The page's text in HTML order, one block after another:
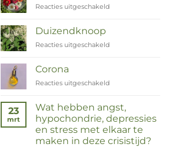
Remedies
Reacties uitgeschakeldvoor
Duizendknoop
Reacties uitgeschakeldvoor
Corona
Reacties uitgeschakeldvoor
23
mrt
Wat hebben angst,
hypochondrie, depressies
en stress met elkaar te
maken in deze crisistijd?